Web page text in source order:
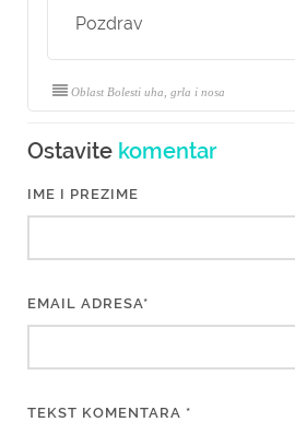
Pozdrav
Oblast Bolesti uha, grla i nosa
Ostavite komentar
IME I PREZIME
EMAIL ADRESA*
TEKST KOMENTARA *